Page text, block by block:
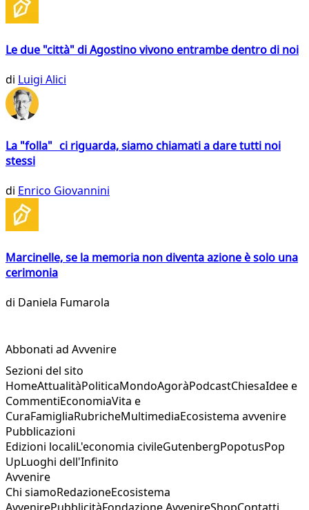
Le due "città" di Agostino vivono entrambe dentro di noi
di Luigi Alici
La "folla" ci riguarda, siamo chiamati a dare tutti noi
stessi
di Enrico Giovannini
Marcinelle, se la memoria non diventa azione è solo una
cerimonia
di Daniela Fumarola
Abbonati ad Avvenire
Sezioni del sito
HomeAttualitàPoliticaMondoAgoràPodcastChiesaIdee e
CommentiEconomiaVita e
CuraFamigliaRubricheMultimediaEcosistema avvenire
Pubblicazioni
Edizioni localiL'economia civileGutenbergPopotusPop
UpLuoghi dell'Infinito
Avvenire
Chi siamoRedazioneEcosistema